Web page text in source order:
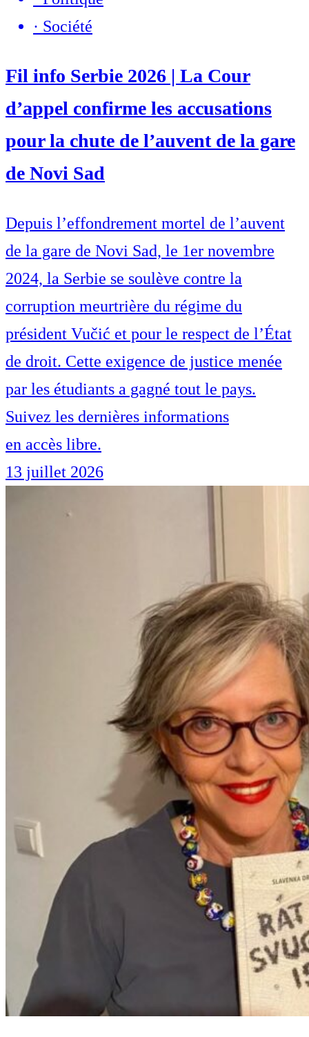
· Société
Fil info Serbie 2026 | La Cour
d’appel confirme les accusations
pour la chute de l’auvent de la gare
de Novi Sad
Depuis l’effondrement mortel de l’auvent
de la gare de Novi Sad, le 1er novembre
2024, la Serbie se soulève contre la
corruption meurtrière du régime du
président Vučić et pour le respect de l’État
de droit. Cette exigence de justice menée
par les étudiants a gagné tout le pays.
Suivez les dernières informations
en accès libre.
13 juillet 2026